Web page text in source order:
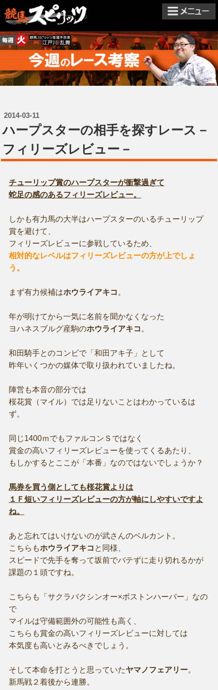
2014-03-11
ハープスターの相手を探すレース－
フィリーズレビュー－
チューリップ賞のハープスターが衝撃過ぎて
蛇足の感のあるフィリーズレビュー。
しかも有力馬の大半はハープスターのいるチューリップ
賞を避けて、
フィリーズレビューに参戦しているため、
相対的なレベルはフィリーズレビューの方が上でしょ
う。
まず有力候補はホウライアキコ 。
年が明けてから一気に名前を聞かなくなった
ヨハネスブルグ産駒のホウライアキコ 。
和田騎手とのコンビで「和田アキ子」として
昨年いくつかの媒体で取り扱われていましたね。
陣営も本音の部分では
桜花賞（マイル）では足りないことはわかっているは
ず。
同じ1400ｍでもファルコンＳではなく
賞金の高いフィリーズレビューを使ってくるあたり、
もしかするとここが「本番」なのではないでしょうか？
馬券を買う側としても桜花賞よりは
１Ｆ短いフィリーズレビューの方が軸にしやすいですよ
ね。
あと忘れてはいけないのが武さんのベルカント。
こちらもホウライアキコ と同様、
スピードで先手を奪って坂前でバテずに走り切れるかが
課題の１頭ですね。
こちらも「サクラバクシンオー×ボストンハーバー」なの
で
マイルは守備範囲外の可能性も高く、
こちらも賞金の高いフィリーズレビューに対しては
本気度も高いとみるべきでしょう。
そして本命を打とうと思っていたヤマノフェアリー。
新馬戦２着後から連勝。